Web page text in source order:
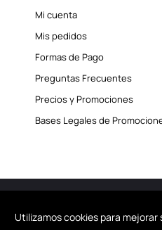
Utilizamos cookies para
Mi cuenta
Mis pedidos
Formas de Pago
Preguntas Frecuentes
Precios y Promociones
Bases Legales de
Miniso Perú. Todos los
Usamos